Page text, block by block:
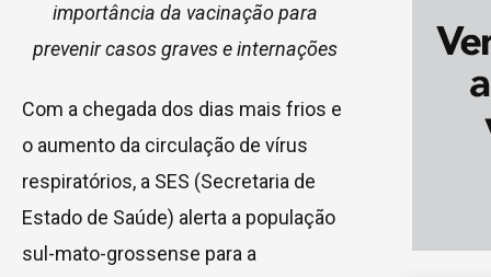
importância da vacinação para
prevenir casos graves e internações
Com a chegada dos dias mais frios e
o aumento da circulação de vírus
respiratórios, a SES (Secretaria de
Estado de Saúde) alerta a população
sul-mato-grossense para a